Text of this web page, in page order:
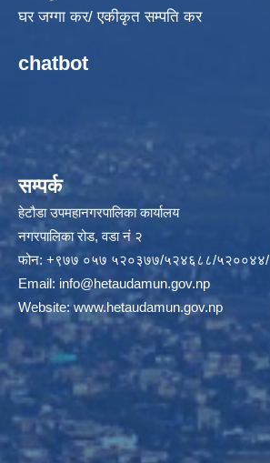
घर जग्गा कर/ एकीकृत सम्पति कर
chatbot
सम्पर्क
हेटौडा उपमहानगरपालिका कार्यालय
नगरपालिका रोड, वडा नं २
फोन: +९७७ ०५७ ५२०३७७/५२४६८८/५२००४४/
Email: info@hetaudamun.gov.np
Website: www.hetaudamun.gov.np